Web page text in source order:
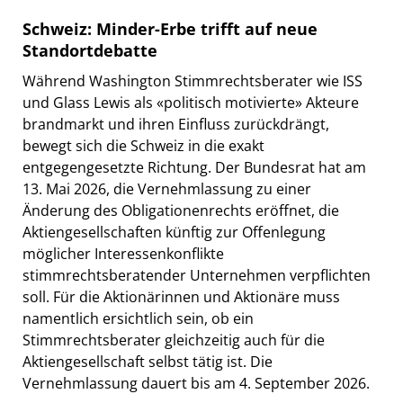
Schweiz: Minder-Erbe trifft auf neue
Standortdebatte
Während Washington Stimmrechtsberater wie ISS
und Glass Lewis als «politisch motivierte» Akteure
brandmarkt und ihren Einfluss zurückdrängt,
bewegt sich die Schweiz in die exakt
entgegengesetzte Richtung. Der Bundesrat hat am
13. Mai 2026, die Vernehmlassung zu einer
Änderung des Obligationenrechts eröffnet, die
Aktiengesellschaften künftig zur Offenlegung
möglicher Interessenkonflikte
stimmrechtsberatender Unternehmen verpflichten
soll. Für die Aktionärinnen und Aktionäre muss
namentlich ersichtlich sein, ob ein
Stimmrechtsberater gleichzeitig auch für die
Aktiengesellschaft selbst tätig ist. Die
Vernehmlassung dauert bis am 4. September 2026.